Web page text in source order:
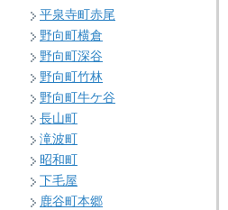
平泉寺町赤尾
野向町横倉
野向町深谷
野向町竹林
野向町牛ケ谷
長山町
滝波町
昭和町
下毛屋
鹿谷町本郷